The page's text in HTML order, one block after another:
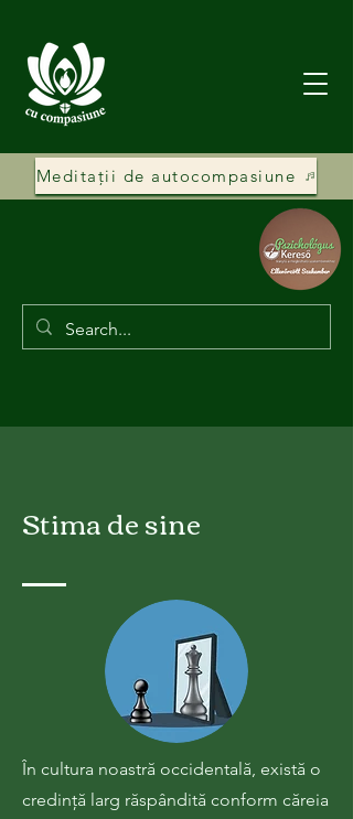
Meditații de autocompasiune
Stima de sine
În cultura noastră occidentală, există o
credință larg răspândită conform căreia